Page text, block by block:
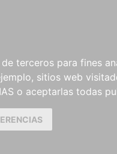
terceros para fines
sitios web
o aceptarlas todas
PARTITURAS Y EDICIONES
CRÍTICAS